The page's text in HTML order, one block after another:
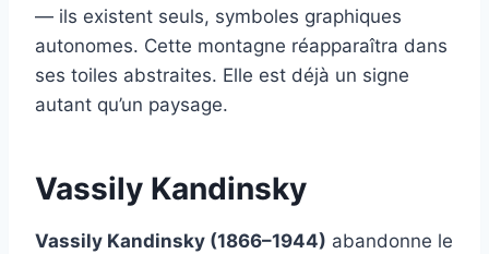
— ils existent seuls, symboles graphiques
autonomes. Cette montagne réapparaîtra dans
ses toiles abstraites. Elle est déjà un signe
autant qu’un paysage.
Vassily Kandinsky
Vassily Kandinsky (1866–1944) abandonne le